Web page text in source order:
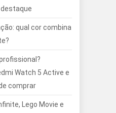
destaque
qual cor combina
Watch 5 Active e
comprar
Lego Movie e